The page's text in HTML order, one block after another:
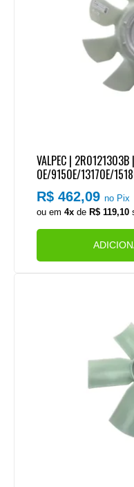
VALPEC | 2R0121303B
0E/9150E/13170E/
MINS SERIE ISB (560MM)
R$ 462,09no Pix
ou em4x de R$ 119,10